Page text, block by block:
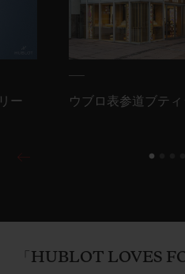
本 。「 ウブロ
ク」および正規販売店で
日本限定モデル「ビッグ
リー」とサッカー日本代
ー ウブロ表参道ブティ
HUBLOT LOVES